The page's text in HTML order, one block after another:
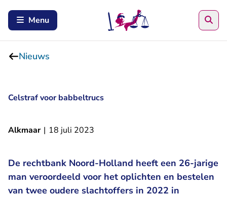
Menu
Nieuws
Celstraf voor babbeltrucs
Alkmaar | 18 juli 2023
De rechtbank Noord-Holland heeft een 26-jarige
man veroordeeld voor het oplichten en bestelen
van twee oudere slachtoffers in 2022 in